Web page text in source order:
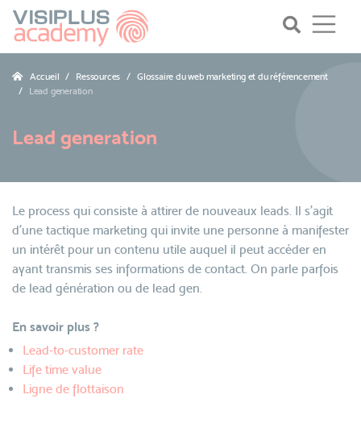
Accueil Ressources
Glossaire du web marketing et du référencement
Lead generation
Lead generation
Le process qui consiste à attirer de nouveaux leads. Il s'agit
d'une tactique marketing qui invite une personne à manifester
un intérêt pour un contenu utile auquel il peut accéder en
ayant transmis ses informations de contact. On parle parfois
de lead génération ou de lead gen.
En savoir plus ?
Lead-to-customer rate
Life time value
Ligne de flottaison